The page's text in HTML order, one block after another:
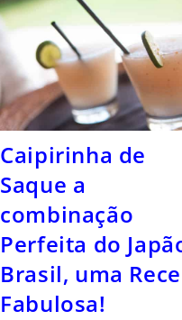
Caipirinha de
Saque a
combinação
Perfeita do
Brasil, uma
Fabulosa!